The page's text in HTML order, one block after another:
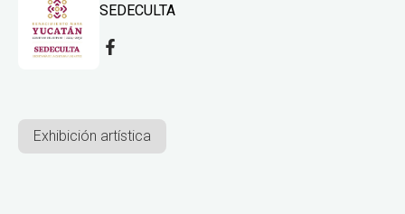
SEDECULTA
Exhibición artística